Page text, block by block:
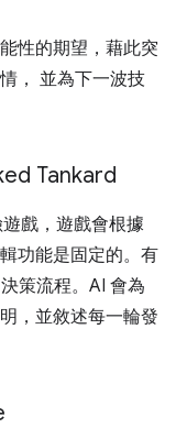
性的期望，藉此突
， 並為下一波技
Tankard
戲，遊戲會根據
功能是固定的。有
策流程。AI 會為
，並敘述每一輪發